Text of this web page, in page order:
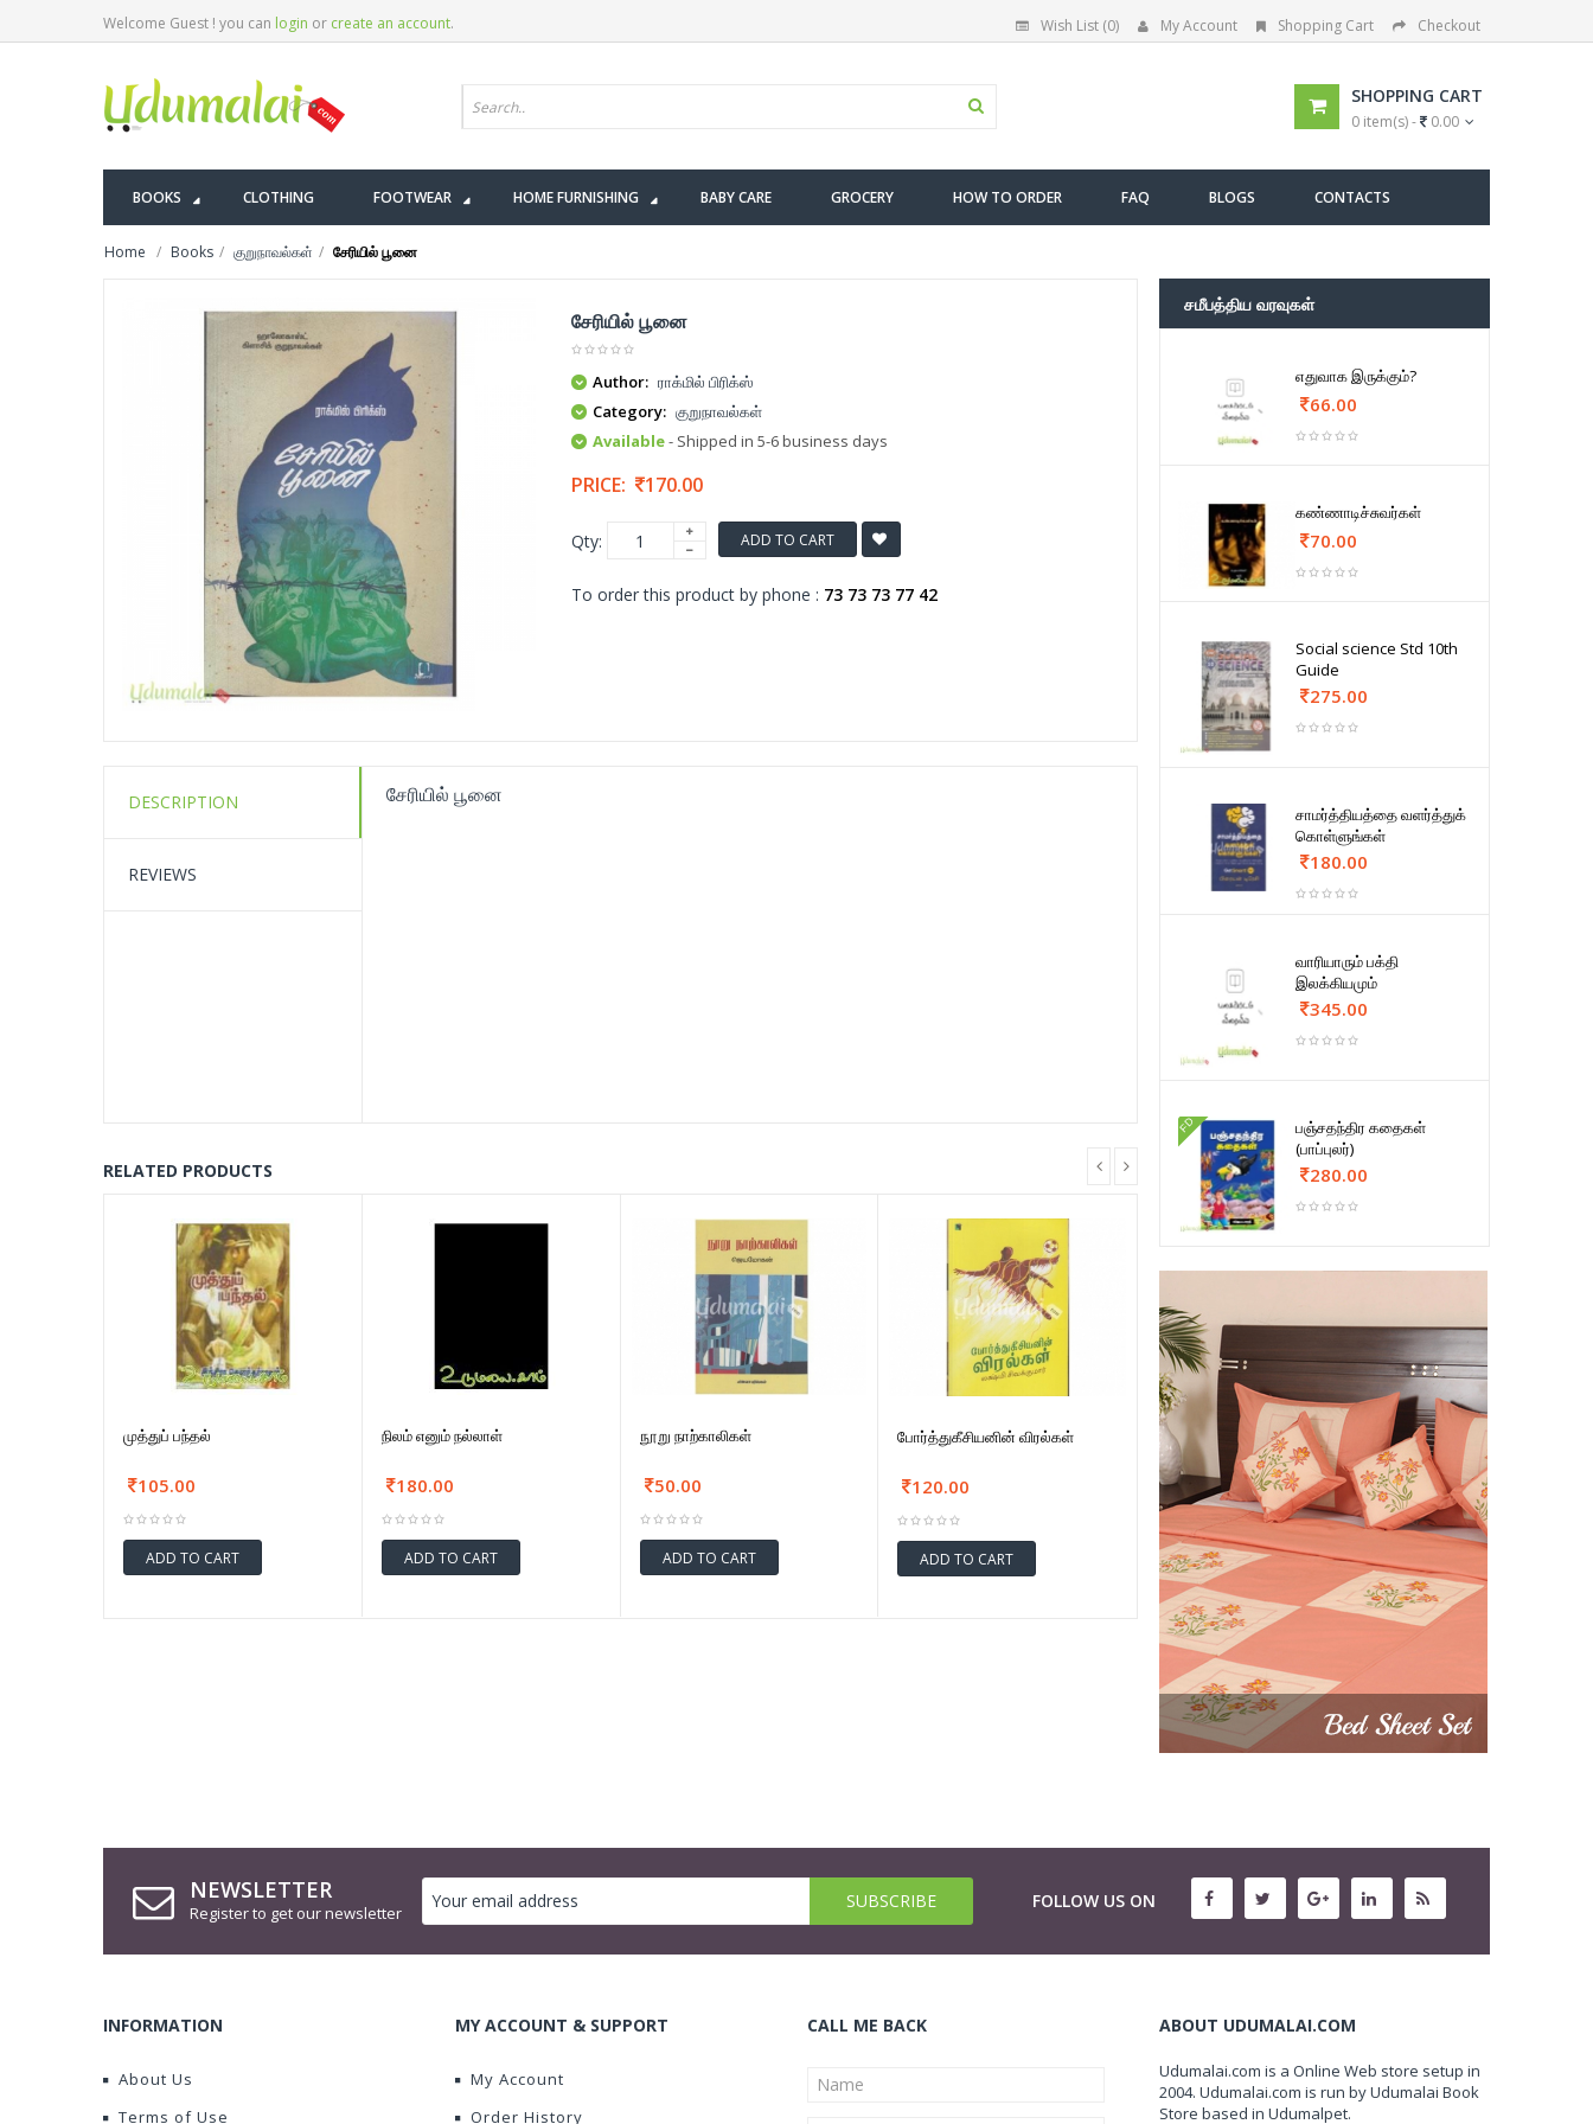
Welcome Guest ! you can login or create an account. Wish List (0) My Account Shopping Cart Checkout
SHOPPING CART
0 item(s) - 0.00
BOOKS CLOTHING FOOTWEAR HOME FURNISHING BABY CARE GROCERY HOW TO ORDER FAQ BLOGS CONTACTS
Home Books குறுநாவல்கள் சேரியில் பூனை
சேரியில் பூனை
Author: ராக்மில் பிரிக்ஸ்
Category: குறுநாவல்கள்
Available- Shipped in 5-6 business days
PRICE: 170.00
Qty: ADD TO CART
To order this product by phone : 73 73 73 77 42
DESCRIPTION
REVIEWS
சேரியில் பூனை
RELATED PRODUCTS
முத்துப் பந்தல்
105.00
ADD TO CART
நிலம் எனும் நல்லாள்
180.00
ADD TO CART
நூறு நாற்காலிகள்
50.00
ADD TO CART
போர்த்துகீசியனின் விரல்கள்
120.00
ADD TO CART
சமீபத்திய வரவுகள்
எதுவாக இருக்கும்?
66.00
கண்ணாடிச்சுவர்கள்
70.00
Social science Std 10th
Guide
275.00
சாமர்த்தியத்தை வளர்த்துக்
கொள்ளுங்கள்
180.00
வாரியாரும் பக்தி
இலக்கியமும்
345.00
FD
பஞ்சதந்திர கதைகள்
(பாப்புலர்)
280.00
NEWSLETTER
Register to get our newsletter
FOLLOW US ON
INFORMATION
About Us
Terms of Use
MY ACCOUNT & SUPPORT
My Account
Order History
CALL ME BACK ABOUT UDUMALAI.COM
Udumalai.com is a Online Web store setup in
2004. Udumalai.com is run by Udumalai Book
Store based in Udumalpet.